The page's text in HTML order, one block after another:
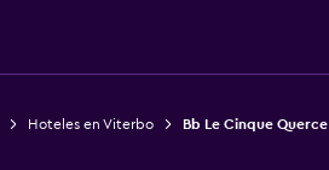
Hoteles en Viterbo Bb Le Cinque Querce